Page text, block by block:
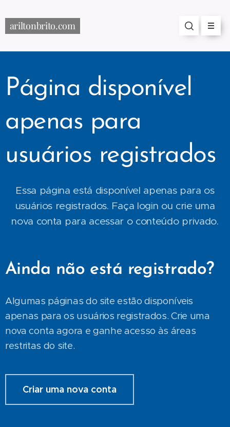
ariltonbrito.com
Página disponível
apenas para
usuários registrados
Essa página está disponível apenas para os
usuários registrados. Faça login ou crie uma
nova conta para acessar o conteúdo privado.
Ainda não está registrado?
Algumas páginas do site estão disponíveis
apenas para os usuários registrados. Crie uma
nova conta agora e ganhe acesso às áreas
restritas do site.
Criar uma nova conta